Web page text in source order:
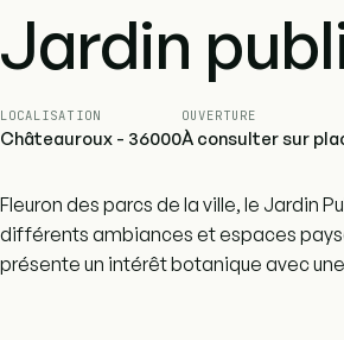
Jardin
LOCALISATION
Châteauroux - 36000
OUVERTURE
À consulter sur
Fleuron des parcs de la ville, le Jardin
différents ambiances et espaces
présente un intérêt botanique avec